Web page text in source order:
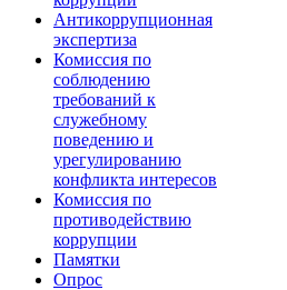
Антикоррупционная
экспертиза
Комиссия по
соблюдению
требований к
служебному
поведению и
урегулированию
конфликта интересов
Комиссия по
противодействию
коррупции
Памятки
Опрос